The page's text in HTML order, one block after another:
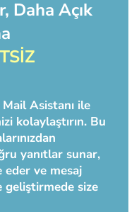
Daha Açık
Asistanı ile
kolaylaştırın. Bu
yanıtlar sunar,
ve mesaj
geliştirmede size